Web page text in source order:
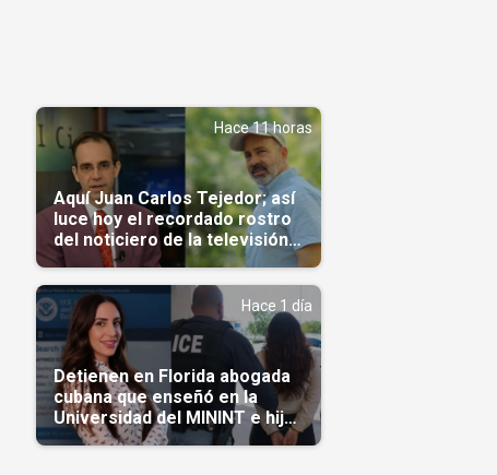
Hace 11 horas
Aquí Juan Carlos Tejedor; así
luce hoy el recordado rostro
del noticiero de la televisión
cubana
Hace 1 día
Detienen en Florida abogada
cubana que enseñó en la
Universidad del MININT e hija
de diplomático cubano